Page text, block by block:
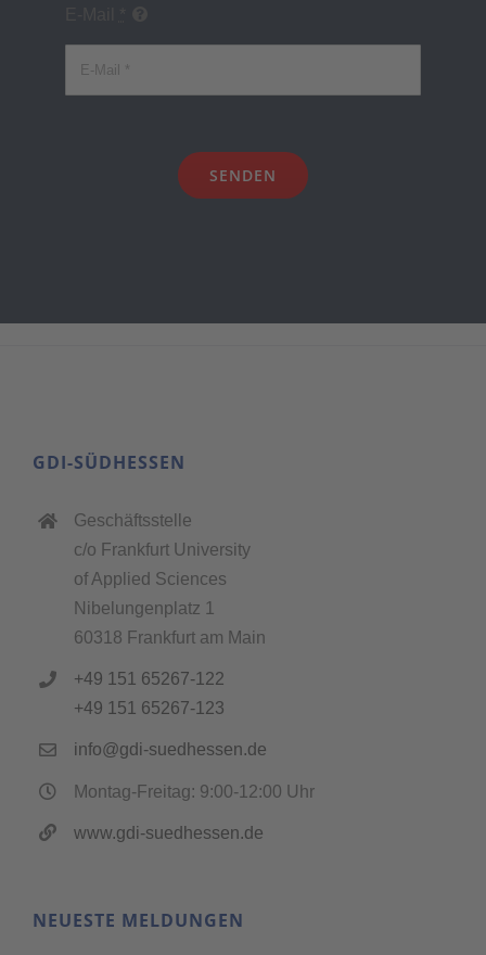
SENDEN
GDI-SÜDHESSEN
Geschäftsstelle
c/o Frankfurt University
of Applied Sciences
Nibelungenplatz 1
60318 Frankfurt am Main
+49 151 65267-122
+49 151 65267-123
info@gdi-suedhessen.de
Montag-Freitag: 9:00-12:00 Uhr
www.gdi-suedhessen.de
NEUESTE MELDUNGEN